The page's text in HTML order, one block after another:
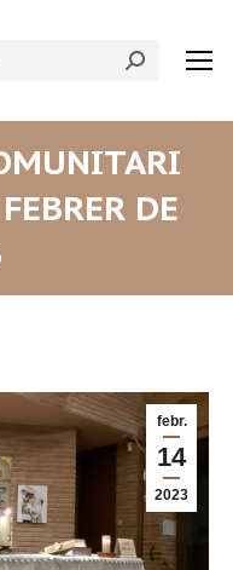
DE
febr.
14
2023